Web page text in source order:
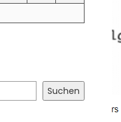
Suchen